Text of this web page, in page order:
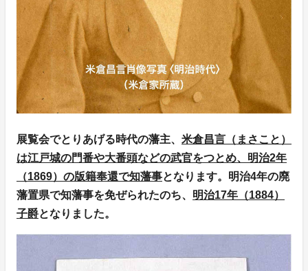
展覧会でとりあげる時代の藩主、 米倉昌言（まさこと）
は江戸城の門番や大番頭などの武官をつとめ、明治2年
（1869）の版籍奉還で知藩事となります。明治4年の廃
藩置県で知藩事を免ぜられたのち、 明治17年（1884）
子爵となりました。